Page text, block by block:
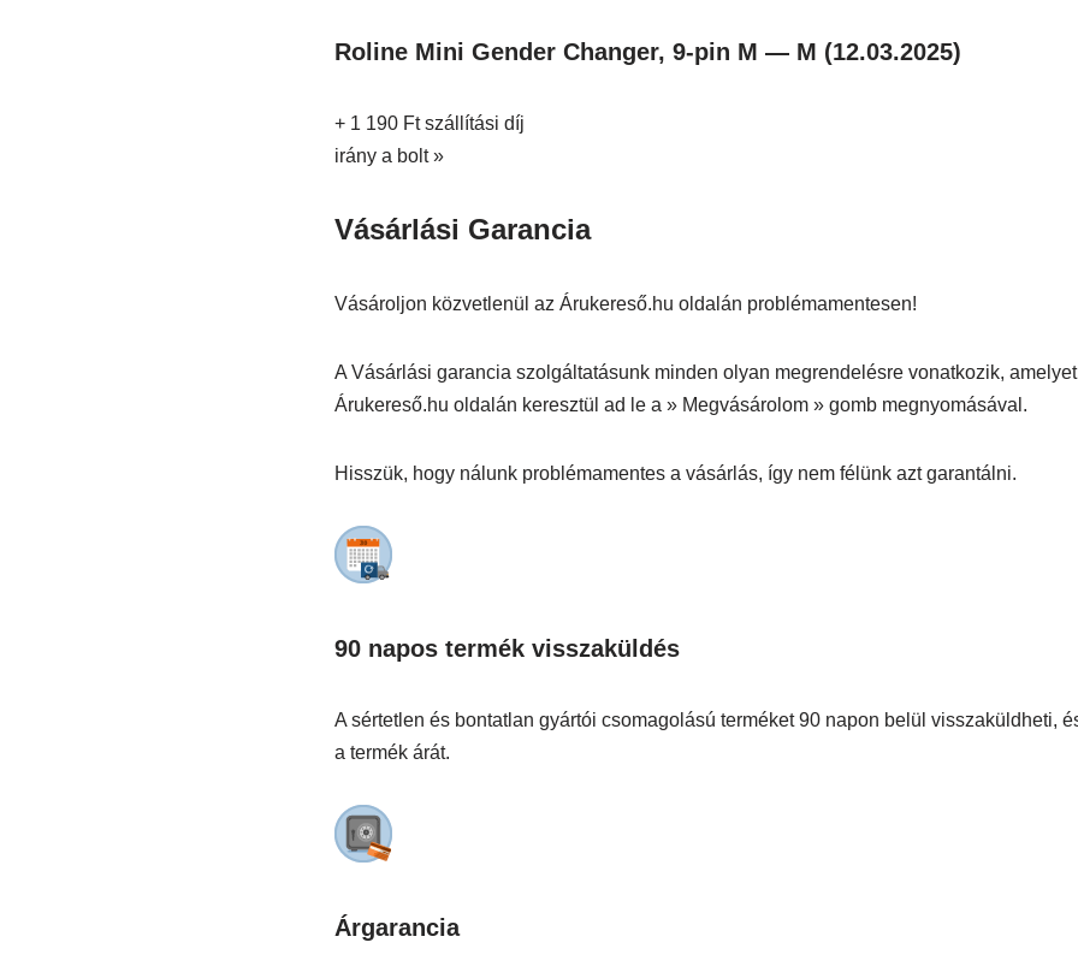
Roline Mini Gender Changer, 9-pin M — M (12.03.2025)
+ 1 190 Ft szállítási díj
irány a bolt »
Vásárlási Garancia
Vásároljon közvetlenül az Árukereső.hu oldalán problémamentesen!
A Vásárlási garancia szolgáltatásunk minden olyan megrendelésre vonatkozik,
Árukereső.hu oldalán keresztül ad le a » Megvásárolom » gomb megnyomásával.
Hisszük, hogy nálunk problémamentes a vásárlás, így nem félünk azt garantálni.
90 napos termék visszaküldés
A sértetlen és bontatlan gyártói csomagolású terméket 90 napon belül visszaküldheti,
a termék árát.
Árgarancia